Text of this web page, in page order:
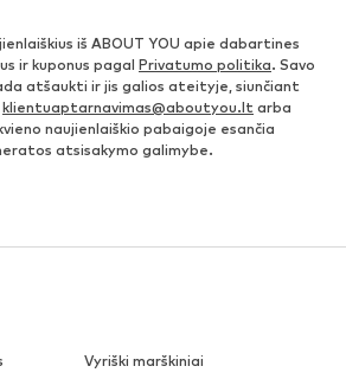
iš ABOUT YOU apie dabartines
ir kuponus pagal Privatumo politika. Savo
atšaukti ir jis galios ateityje, siunčiant
klientuaptarnavimas@aboutyou.lt arba
naujienlaiškio pabaigoje esančia
atsisakymo galimybe.
Vyriški marškiniai